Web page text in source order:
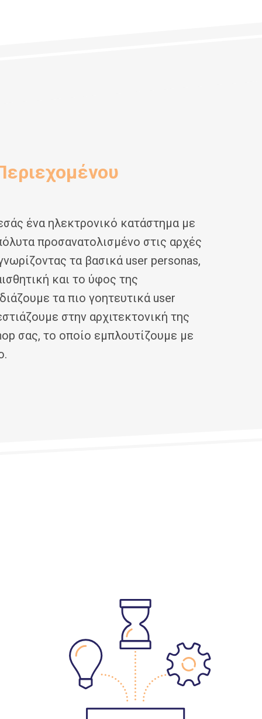
ένα ηλεκτρονικό κατάστημα με
προσανατολισμένο στις αρχές
τα βασικά user personas,
και το ύφος της
τα πιο γοητευτικά user
στην αρχιτεκτονική της
σας, το οποίο εμπλουτίζουμε με